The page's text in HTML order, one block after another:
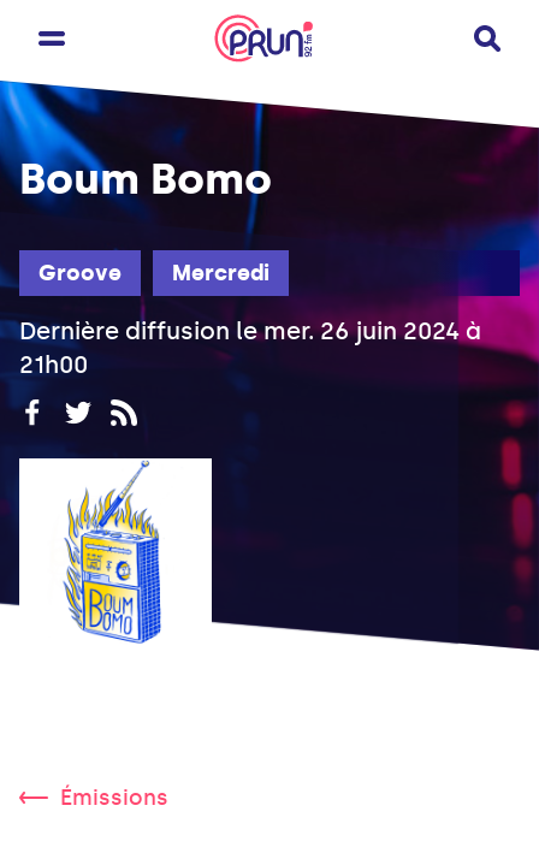
Groove Mercredi
Boum Bomo
Dernière diffusion le mer. 26 juin 2024 à
21h00
Émissions